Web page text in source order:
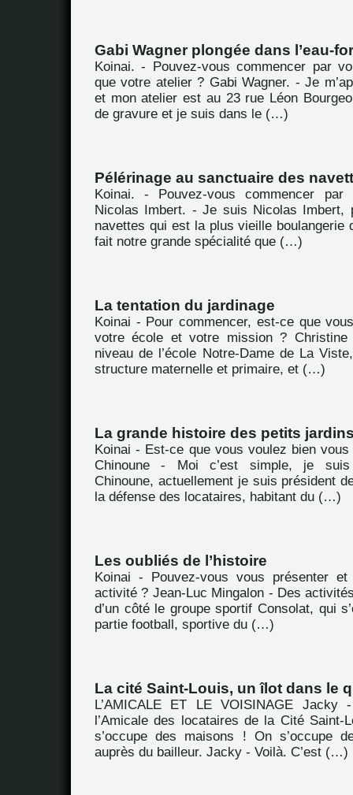
Gabi Wagner plongée dans l’eau-
Koinai. - Pouvez-vous commencer par
que votre atelier ? Gabi Wagner. - Je
et mon atelier est au 23 rue Léon
de gravure et je suis dans le (…)
Pélérinage au sanctuaire des
Koinai. - Pouvez-vous commencer
Nicolas Imbert. - Je suis Nicolas Imbert,
navettes qui est la plus vieille boulangerie
fait notre grande spécialité que (…)
La tentation du jardinage
Koinai - Pour commencer, est-ce que
votre école et votre mission ?
niveau de l’école Notre-Dame de La
structure maternelle et primaire, et (…)
La grande histoire des petits
Koinai - Est-ce que vous voulez bien
Chinoune - Moi c’est simple, je suis
Chinoune, actuellement je suis président
la défense des locataires, habitant du (…)
Les oubliés de l’histoire
Koinai - Pouvez-vous vous présenter
activité ? Jean-Luc Mingalon - Des
d’un côté le groupe sportif Consolat, qui
partie football, sportive du (…)
La cité Saint-Louis, un îlot dans le
L’AMICALE ET LE VOISINAGE Jacky
l’Amicale des locataires de la Cité Saint-
s’occupe des maisons ! On s’occupe
auprès du bailleur. Jacky - Voilà. C’est (…)